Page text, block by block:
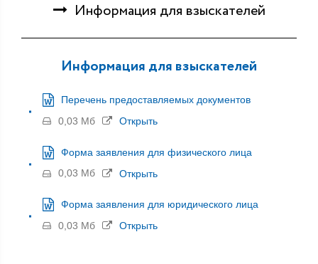
Информация для взыскателей
Информация для взыскателей
Перечень предоставляемых документов
0,03 Мб
Открыть
Форма заявления для физического лица
0,03 Мб
Открыть
Форма заявления для юридического лица
0,03 Мб
Открыть